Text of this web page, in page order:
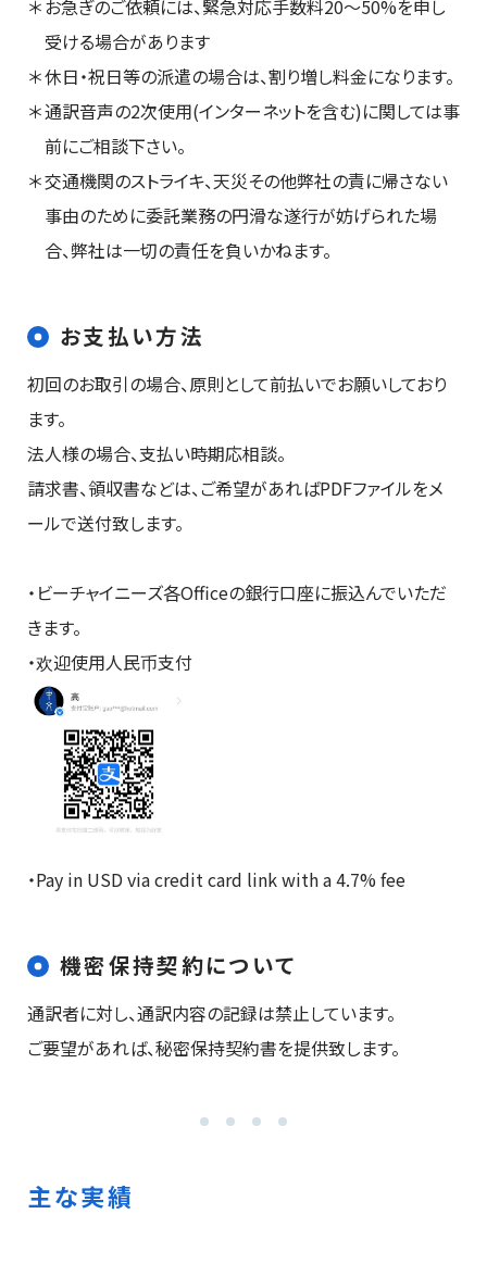
お急ぎのご依頼には、緊急対応手数料20〜50%を申し
受ける場合があります
休日・祝日等の派遣の場合は、割り増し料金になります。
通訳音声の2次使用(インターネットを含む)に関しては事
前にご相談下さい。
交通機関のストライキ、天災その他弊社の責に帰さない
事由のために委託業務の円滑な遂行が妨げられた場
合、弊社は一切の責任を負いかねます。
お支払い方法
初回のお取引の場合、原則として前払いでお願いしており
ます。
法人様の場合、支払い時期応相談。
請求書、領収書などは、ご希望があればPDFファイルをメ
ールで送付致します。
・ビーチャイニーズ各Officeの銀行口座に振込んでいただ
きます。
・欢迎使用人民币支付
・Pay in USD via credit card link with a 4.7% fee
機密保持契約について
通訳者に対し、通訳内容の記録は禁止しています。
ご要望があれば、秘密保持契約書を提供致します。
主な実績